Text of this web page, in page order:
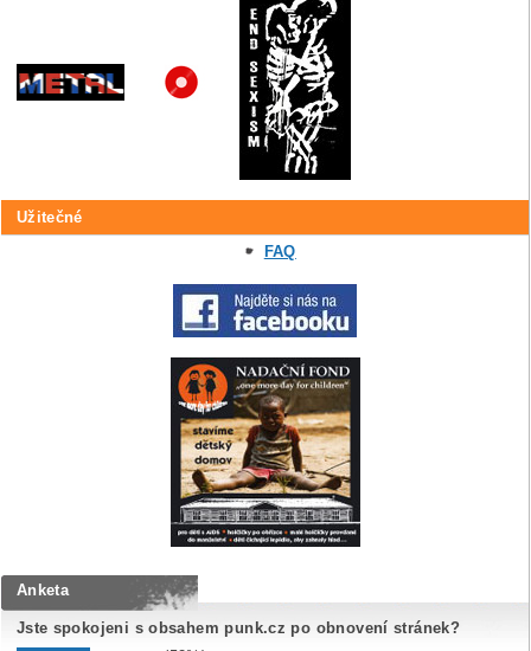
Užitečné
FAQ
Anketa
Jste spokojeni s obsahem punk.cz po obnovení stránek?